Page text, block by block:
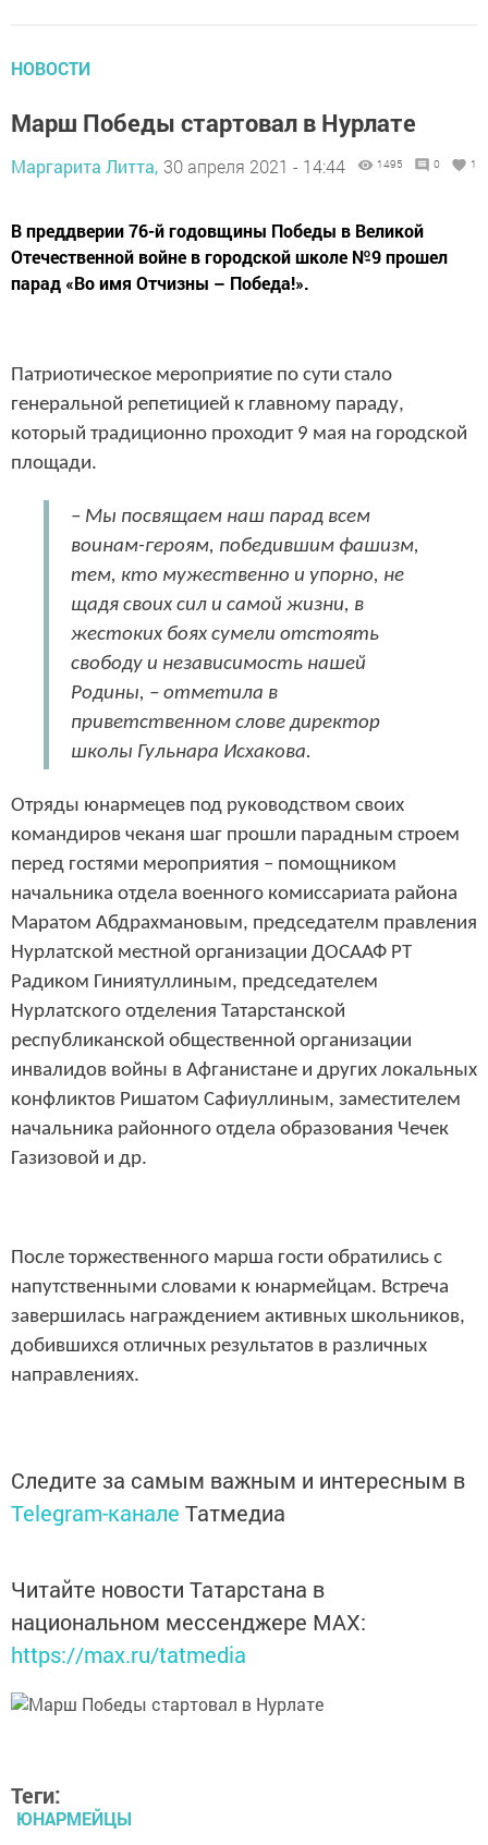
НОВОСТИ
Марш Победы стартовал в Нурлате
Маргарита Литта, 30 апреля 2021 - 14:44 1495 0 1
В преддверии 76-й годовщины Победы в Великой
Отечественной войне в городской школе №9 прошел
парад «Во имя Отчизны – Победа!».
Патриотическое мероприятие по сути стало
генеральной репетицией к главному параду,
который традиционно проходит 9 мая на городской
площади.
– Мы посвящаем наш парад всем
воинам-героям, победившим фашизм,
тем, кто мужественно и упорно, не
щадя своих сил и самой жизни, в
жестоких боях сумели отстоять
свободу и независимость нашей
Родины, – отметила в
приветственном слове директор
школы Гульнара Исхакова.
Отряды юнармецев под руководством своих
командиров чеканя шаг прошли парадным строем
перед гостями мероприятия – помощником
начальника отдела военного комиссариата района
Маратом Абдрахмановым, председателм правления
Нурлатской местной организации ДОСААФ РТ
Радиком Гиниятуллиным, председателем
Нурлатского отделения Татарстанской
республиканской общественной организации
инвалидов войны в Афганистане и других локальных
конфликтов Ришатом Сафиуллиным, заместителем
начальника районного отдела образования Чечек
Газизовой и др.
После торжественного марша гости обратились с
напутственными словами к юнармейцам. Встреча
завершилась награждением активных школьников,
добившихся отличных результатов в различных
направлениях.
Следите за самым важным и интересным в
Telegram-канале Татмедиа
Читайте новости Татарстана в
национальном мессенджере MАХ:
https://max.ru/tatmedia
Теги:
ЮНАРМЕЙЦЫ